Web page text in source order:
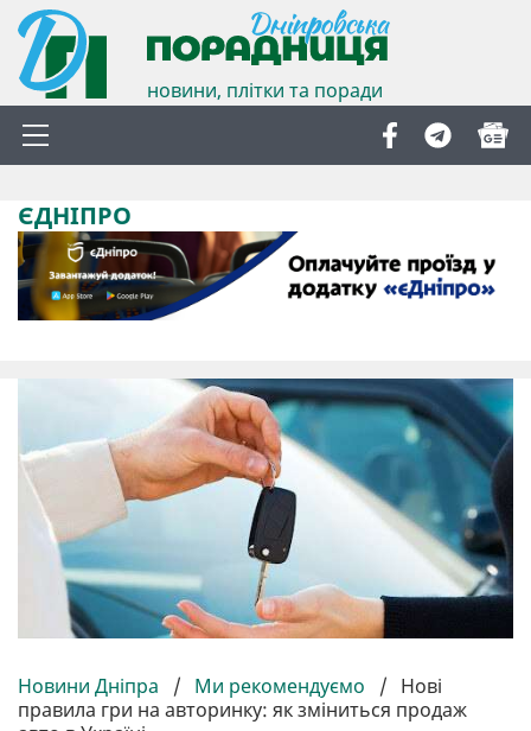
новини, плітки та поради
ЄДНІПРО
Новини Дніпра / Ми рекомендуємо / Нові
правила гри на авторинку: як зміниться продаж